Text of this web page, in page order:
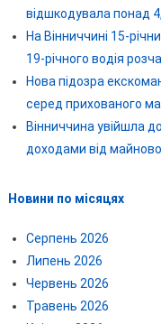
відшкодувала понад
На Вінниччині 15-
19-річного водія
Нова підозра
серед прихованого
Вінниччина увійшла
доходами від
Новини по місяцях
Серпень 2026
Липень 2026
Червень 2026
Травень 2026